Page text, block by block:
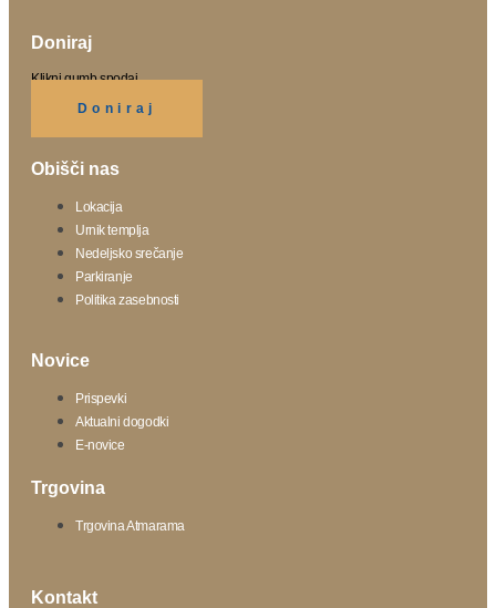
Doniraj
Klikni gumb spodaj.
Doniraj
Obišči nas
Lokacija
Urnik templja
Nedeljsko srečanje
Parkiranje
Politika zasebnosti
Novice
Prispevki
Aktualni dogodki
E-novice
Trgovina
Trgovina Atmarama
Kontakt